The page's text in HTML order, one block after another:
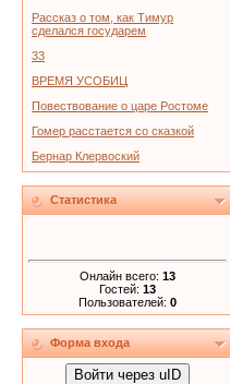
Рассказ о том, как Тимур
сделался государем
33
ВРЕМЯ УСОБИЦ
Повествование о царе Ростоме
Гомер расстается со сказкой
Бернар Клервоский
Статистика
Онлайн всего: 13
Гостей: 13
Пользователей: 0
Форма входа
Войти через uID